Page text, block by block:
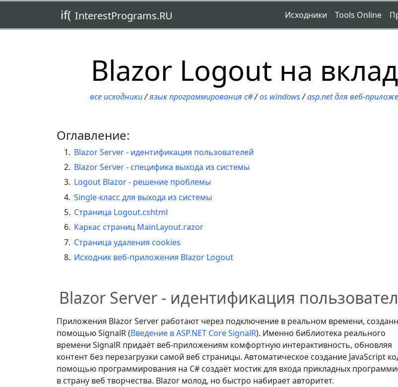
if( InterestPrograms.RU Исходники Tools Online
Blazor Logout на
все исходники/язык программирования c#/os windows/asp.net для веб-
Оглавление:
Blazor Server - идентификация пользователей
Blazor Server - специфика выхода из системы
Logout Blazor - решение проблемы
Single-класс для выхода из системы
Страница Logout.cshtml
Каркас страниц MainLayout.razor
Страница удаления cookies
Исходник веб-приложения Blazor Logout
Blazor Server - идентификация
Приложения Blazor Server работают через подключение в реальном времени,
помощью SignalR (Введение в ASP.NET Core SignalR). Именно библиотека реального
времени SignalR придаёт веб-приложениям комфортную интерактивность, обновляя
контент без перезагрузки самой веб страницы. Автоматическое создание JavaScript
помощью программирования на C# создаёт мостик для входа прикладных
в страну веб творчества. Blazor молод, но быстро набирает авторитет.